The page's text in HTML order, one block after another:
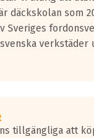
finnas en
om det är ett tyst
uppnår de
däckskolan som
Sveriges
verkstäder
tillgängliga att